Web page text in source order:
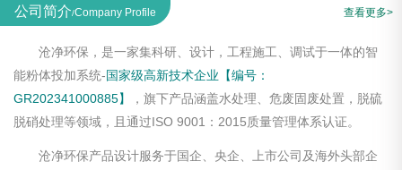
公司简介/Company Profile 查看更多>
沧净环保，是一家集科研、设计，工程施工、调试于一体的智
能粉体投加系统-国家级高新技术企业【编号：
GR202341000885】
，旗下产品涵盖水处理、危废固废处置，脱硫
脱硝处理等领域，且通过ISO 9001：2015质量管理体系认证。
沧净环保产品设计服务于国企、央企、上市公司及海外头部企